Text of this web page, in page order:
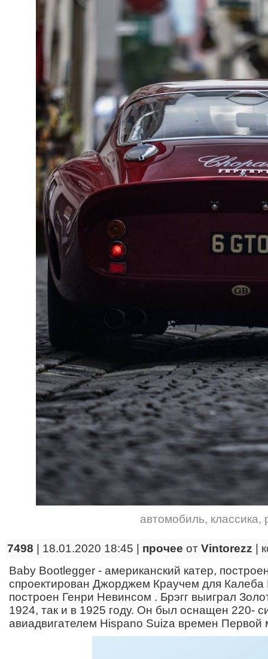
автомобиль, классика,
7498 | 18.01.2020 18:45 | прочее от Vintorezz
Baby Bootlegger - американский катер,
спроектирован Джорджем Краучем для Калеба
построен Генри Невинсом . Брэгг выиграл
1924, так и в 1925 году. Он был оснащен 220-
авиадвигателем Hispano Suiza времен Первой